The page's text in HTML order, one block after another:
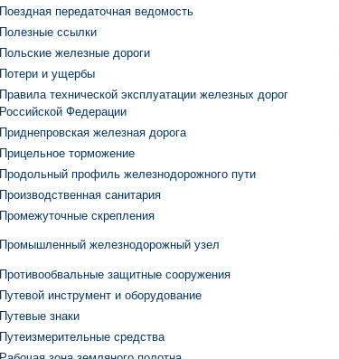
Поездная передаточная ведомость
Полезные ссылки
Польские железные дороги
Потери и ущербы
Правила технической эксплуатации железных дорог
Российской Федерации
Приднепровская железная дорога
Прицельное торможение
Продольный профиль железнодорожного пути
Производственная санитария
Промежуточные скрепления
Промышленный железнодорожный узел
Противообвальные защитные сооружения
Путевой инструмент и оборудование
Путевые знаки
Путеизмерительные средства